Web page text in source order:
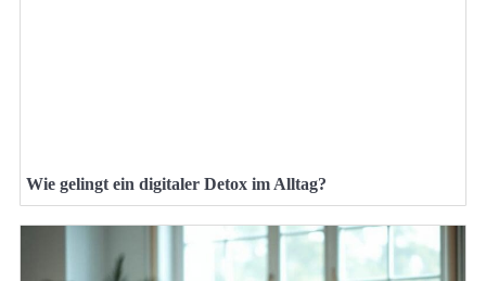
Wie gelingt ein digitaler Detox im Alltag?